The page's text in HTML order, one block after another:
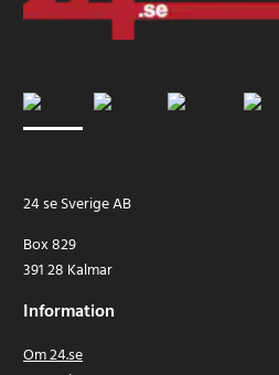
24 se Sverige AB
Box 829
391 28 Kalmar
Information
Om 24.se